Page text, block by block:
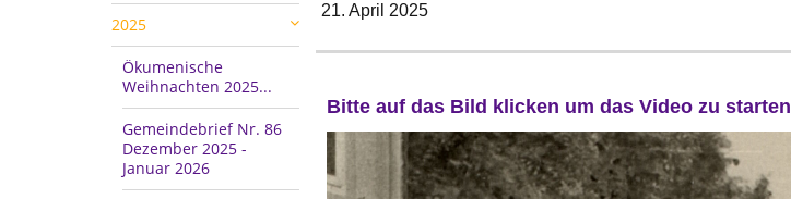
2025
Ökumenische
Weihnachten 2025...
Gemeindebrief Nr. 86
Dezember 2025 -
Januar 2026
21. April 2025
Bitte auf das Bild klicken um das Video zu starten